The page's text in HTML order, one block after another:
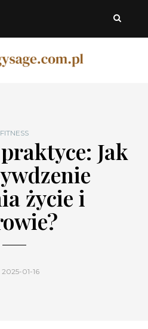
FITNESS
Jak
życie i
2025-01-16